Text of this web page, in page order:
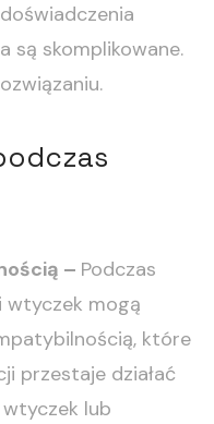
są skomplikowane.
– Podczas
wtyczek mogą
które
przestaje działać
lub